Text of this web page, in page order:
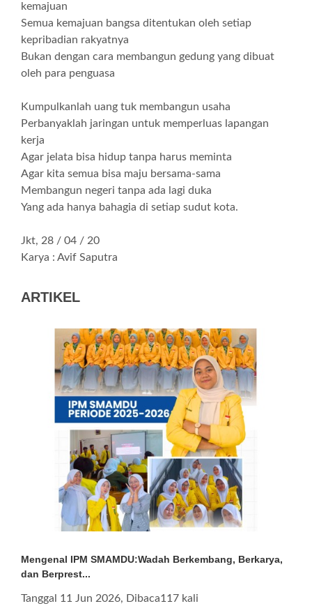
kemajuan
Semua kemajuan bangsa ditentukan oleh setiap
kepribadian rakyatnya
Bukan dengan cara membangun gedung yang dibuat
oleh para penguasa
Kumpulkanlah uang tuk membangun usaha
Perbanyaklah jaringan untuk memperluas lapangan
kerja
Agar jelata bisa hidup tanpa harus meminta
Agar kita semua bisa maju bersama-sama
Membangun negeri tanpa ada lagi duka
Yang ada hanya bahagia di setiap sudut kota.
Jkt, 28 / 04 / 20
Karya : Avif Saputra
ARTIKEL
Mengenal IPM SMAMDU:Wadah Berkembang, Berkarya,
dan Berprest...
Tanggal 11 Jun 2026, Dibaca117 kali